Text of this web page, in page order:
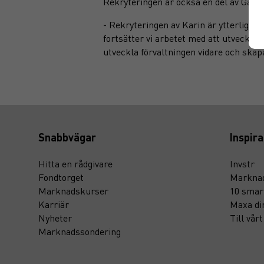
- Rekryteringen av Karin är
fortsätter vi arbetet med att utveckla
utveckla förvaltningen vidare och
Snabbvägar
Hitta en rådgivare
Fondtorget
Marknadskurser
Karriär
Nyheter
Marknadssondering
Invstr
10
Maxa
Till